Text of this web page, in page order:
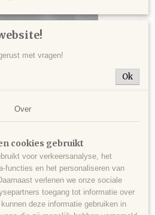
zijden, Ofenhorn,
gram - 12,5 x 8 x 5,5
Binntal, Zwitserland…
met vragen!
Ok
Over
cookies gebruikt
voor verkeersanalyse, het
functies en het personaliseren van
verlenen we onze sociale
toegang tot informatie over
deze informatie gebruiken in